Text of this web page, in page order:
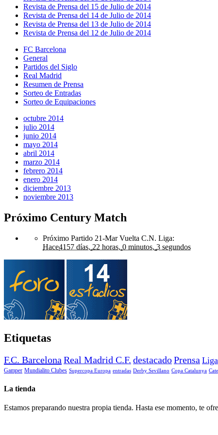
Revista de Prensa del 15 de Julio de 2014
Revista de Prensa del 14 de Julio de 2014
Revista de Prensa del 13 de Julio de 2014
Revista de Prensa del 12 de Julio de 2014
FC Barcelona
General
Partidos del Siglo
Real Madrid
Resumen de Prensa
Sorteo de Entradas
Sorteo de Equipaciones
octubre 2014
julio 2014
junio 2014
mayo 2014
abril 2014
marzo 2014
febrero 2014
enero 2014
diciembre 2013
noviembre 2013
Próximo Century Match
Próximo Partido 21-Mar Vuelta C.N. Liga:
Hace4157 días, 22 horas, 0 minutos, 3 segundos
Etiquetas
F.C. Barcelona Real Madrid C.F. destacadoPrensa Liga
Gamper Mundialito Clubes Supercopa Europa entradas Derby Sevillano Copa Catalunya
La tienda
Estamos preparando nuestra propia tienda. Hasta ese momento, te